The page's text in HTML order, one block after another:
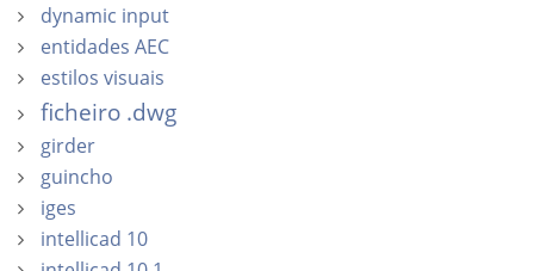
dynamic input
entidades AEC
estilos visuais
ficheiro .dwg
girder
guincho
iges
intellicad 10